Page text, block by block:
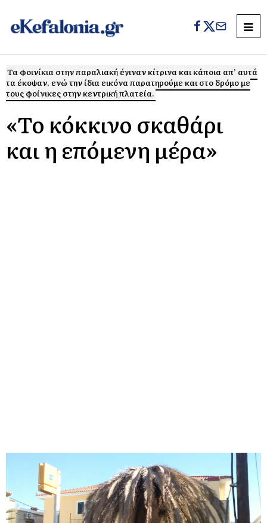
Τα φοινίκια στην παραλιακή έγιναν κίτρινα και κάποια απ’ αυτά
τα έκοψαν, ενώ την ίδια εικόνα παρατηρούμε και στο δρόμο με
τους φοίνικες στην κεντρική πλατεία.
«Το κόκκινο σκαθάρι
και η επόμενη μέρα»